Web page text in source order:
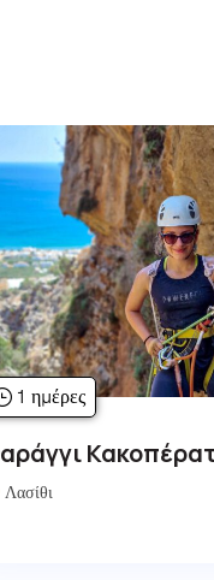
1 ημέρες
Περιστερά
Λασίθι